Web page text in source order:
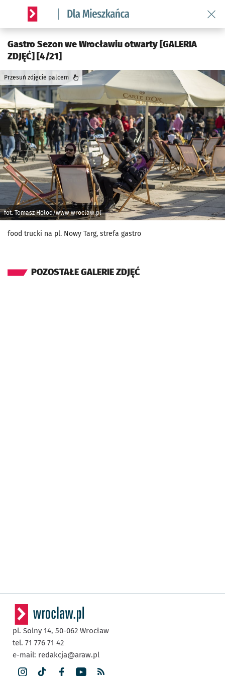
Serwis informacyjny wroclaw.pl podserwis: Dla mieszkańca
Gastro Sezon we Wrocławiu otwarty [GALERIA
ZDJĘĆ] [4/21]
fot. Tomasz Hołod/www.wroclaw.pl
Przesuń zdjęcie palcem
food trucki na pl. Nowy Targ, strefa gastro
POZOSTAŁE GALERIE ZDJĘĆ
pl. Solny 14, 50-062 Wrocław
tel. 71 776 71 42
e-mail: redakcja@araw.pl